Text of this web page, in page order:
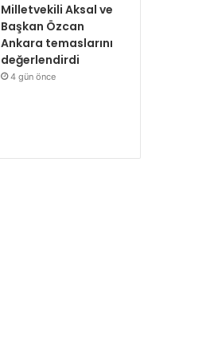
Milletvekili Aksal ve
Başkan Özcan
Ankara temaslarını
değerlendirdi
4 gün önce